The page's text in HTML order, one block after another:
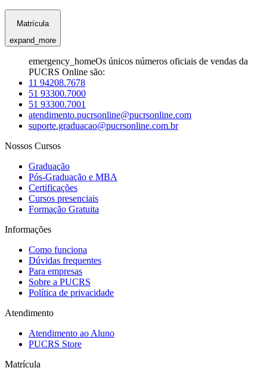
Matrícula
expand_more
emergency_homeOs únicos números oficiais de vendas da
PUCRS Online são:
11 94208.7678
51 93300.7000
51 93300.7001
atendimento.pucrsonline@pucrsonline.com
suporte.graduacao@pucrsonline.com.br
Nossos Cursos
Graduação
Pós-Graduação e MBA
Certificações
Cursos presenciais
Formação Gratuita
Informações
Como funciona
Dúvidas frequentes
Para empresas
Sobre a PUCRS
Política de privacidade
Atendimento
Atendimento ao Aluno
PUCRS Store
Matrícula